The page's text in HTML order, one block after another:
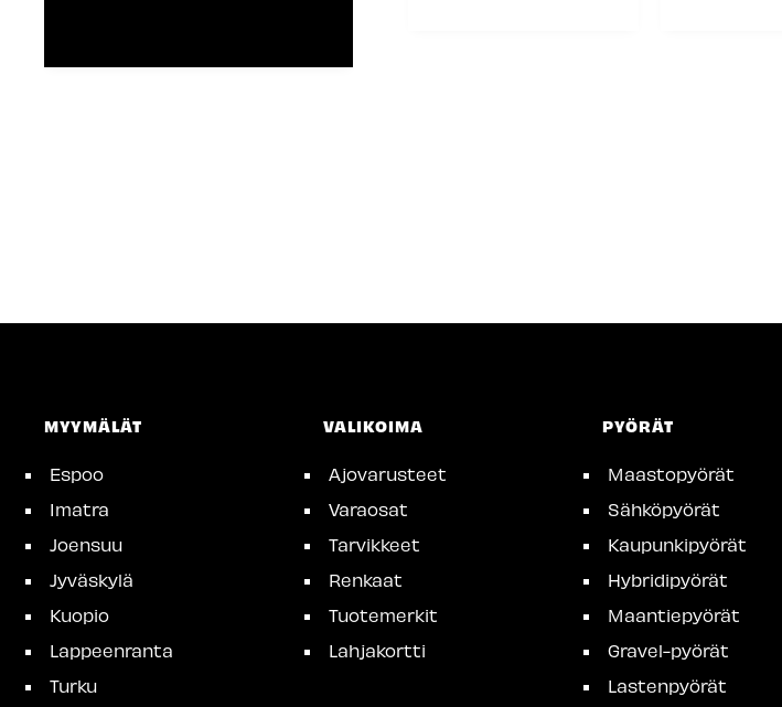
MYYMÄLÄT
Espoo
Imatra
Joensuu
Jyväskylä
Kuopio
Lappeenranta
Turku
VALIKOIMA
Ajovarusteet
Varaosat
Tarvikkeet
Renkaat
Tuotemerkit
Lahjakortti
PYÖRÄT
Maastopyörät
Sähköpyörät
Kaupunkipyörät
Hybridipyörät
Maantiepyörät
Gravel-pyörät
Lastenpyörät